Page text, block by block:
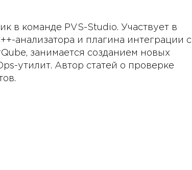
в команде PVS-Studio. Участвует в
анализатора и плагина интеграции с
занимается созданием новых
утилит. Автор статей о проверке